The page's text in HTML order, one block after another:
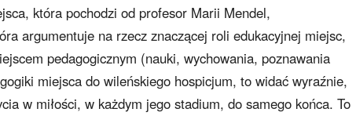
która pochodzi od profesor Marii Mendel,
argumentuje na rzecz znaczącej roli edukacyjnej miejsc,
pedagogicznym (nauki, wychowania, poznawania
miejsca do wileńskiego hospicjum, to widać wyraźnie,
w miłości, w każdym jego stadium, do samego końca. To